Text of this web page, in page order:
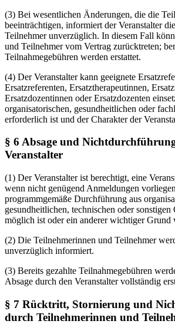
(3) Bei wesentlichen Änderungen, die die
beeinträchtigen, informiert der Veranstalter
Teilnehmer unverzüglich. In diesem Fall
und Teilnehmer vom Vertrag zurücktreten;
Teilnahmegebühren werden erstattet.
(4) Der Veranstalter kann geeignete
Ersatzreferenten, Ersatztherapeutinnen,
Ersatzdozentinnen oder Ersatzdozenten
organisatorischen, gesundheitlichen oder
erforderlich ist und der Charakter der
§ 6 Absage und
Veranstalter
(1) Der Veranstalter ist berechtigt, eine
wenn nicht genügend Anmeldungen
programmgemäße Durchführung aus
gesundheitlichen, technischen oder
möglich ist oder ein anderer wichtiger Grund
(2) Die Teilnehmerinnen und Teilnehmer
unverzüglich informiert.
(3) Bereits gezahlte Teilnahmegebühren
Absage durch den Veranstalter vollständig
§ 7 Rücktritt, Stornierung und
durch Teilnehmerinnen und